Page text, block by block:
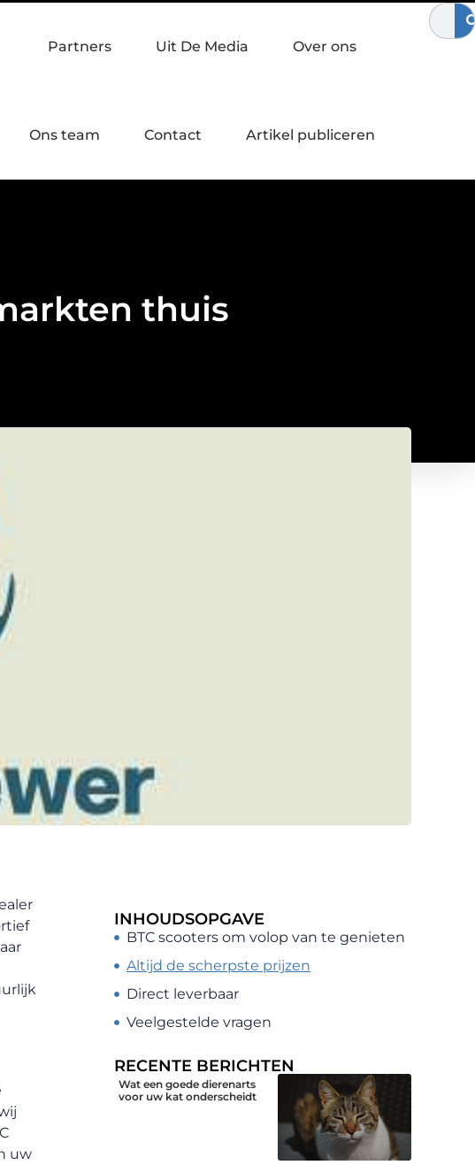
pijnvrij bewegen Zo
Partners Uit De Media Over ons
Ons team Contact Artikel publiceren
thuis
uw
INHOUDSOPGAVE
BTC scooters om volop van te genieten
Altijd de scherpste prijzen
Direct leverbaar
Veelgestelde vragen
RECENTE BERICHTEN
Wat een goede dierenarts
voor uw kat onderscheidt